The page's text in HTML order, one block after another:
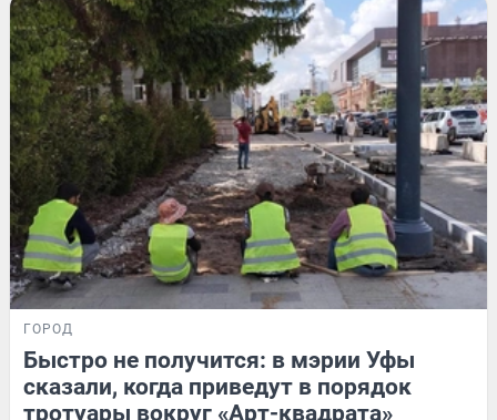
ГОРОД
Быстро не получится: в мэрии Уфы
сказали, когда приведут в порядок
тротуары вокруг «Арт-квадрата»